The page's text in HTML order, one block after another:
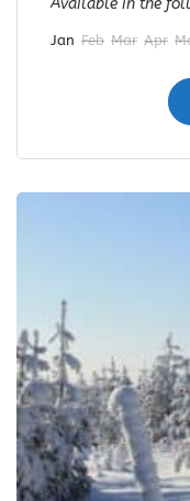
Available in the
Jan Feb Mar Apr